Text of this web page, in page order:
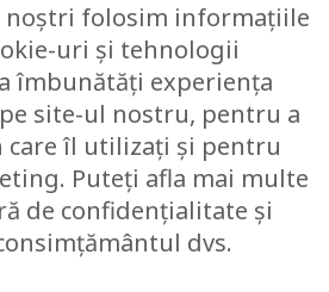
emailul și site-ul web
data viitoare când o
noștri folosim informațiile
uri și tehnologii
îmbunătăți experiența
site-ul nostru, pentru a
care îl utilizați și pentru
Puteți afla mai multe
de confidențialitate și
dvs.